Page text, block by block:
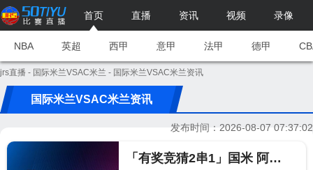
首页 直播 资讯 视频 录像
NBA 英超 西甲 意甲 法甲 德甲
jrs直播 - 国际米兰VSAC米兰 - 国际米兰VSAC米兰资讯
国际米兰VSAC米兰资讯
发布时间：2026-08-07 07:37:02
「有奖竞猜2串1」国米 阿森纳 瓜分现金大奖